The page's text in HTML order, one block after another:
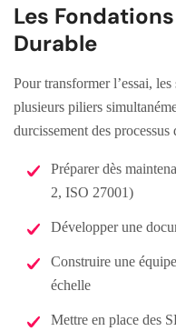
Les
Durable
Pour transformer l’essai,
plusieurs piliers
durcissement des processus
Préparer dès
2, ISO 27001)
Développer une
Construire une
échelle
Mettre en place des